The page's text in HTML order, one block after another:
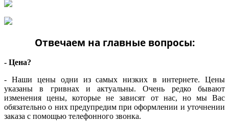
Отвечаем на главные вопросы:
- Цена?
- Наши цены одни из самых низких в интернете. Цены
указаны в гривнах и актуальны. Очень редко бывают
изменения цены, которые не зависят от нас, но мы Вас
обязательно о них предупредим при оформлении и уточнении
заказа с помощью телефонного звонка.